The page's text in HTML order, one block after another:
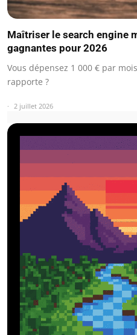
Maîtriser le search engine
gagnantes pour 2026
Vous dépensez 1 000 € par
rapporte ?
2 juillet 2026